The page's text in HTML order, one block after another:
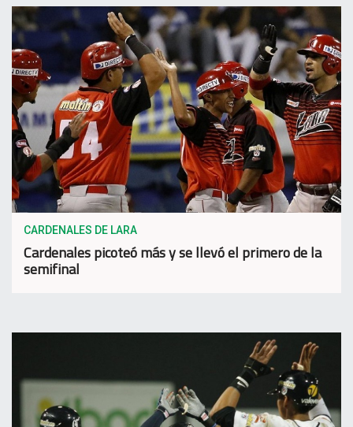
CARDENALES DE LARA
Cardenales picoteó más y se llevó el primero de la
semifinal